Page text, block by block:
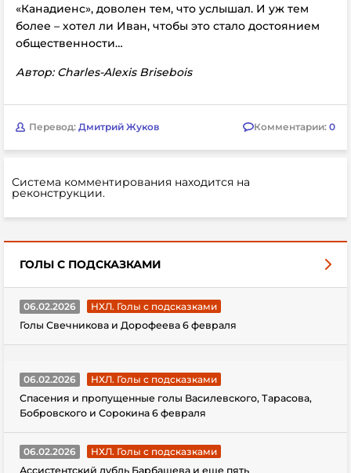
«Канадиенс», доволен тем, что услышал. И уж тем
более – хотел ли Иван, чтобы это стало достоянием
общественности…
Автор: Charles-Alexis Brisebois
Перевод: Дмитрий Жуков Комментарии: 0
Система комментирования находится на
реконструкции.
ГОЛЫ С ПОДСКАЗКАМИ
06.02.2026
НХЛ. Голы с подсказками
Голы Свечникова и Дорофеева 6 февраля
06.02.2026
НХЛ. Голы с подсказками
Спасения и пропущенные голы Василевского, Тарасова,
Бобровского и Сорокина 6 февраля
06.02.2026
НХЛ. Голы с подсказками
Ассистентский дубль Барбашева и еще пять